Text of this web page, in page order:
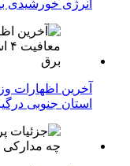
انرژی خورشیدی
استان جنوبی